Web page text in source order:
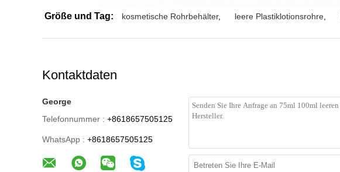
Größe und Tag: kosmetische Rohrbehälter, leere Plastiklotionsrohre
Kontaktdaten
George
Telefonnummer : +8618657505125
WhatsApp : +8618657505125